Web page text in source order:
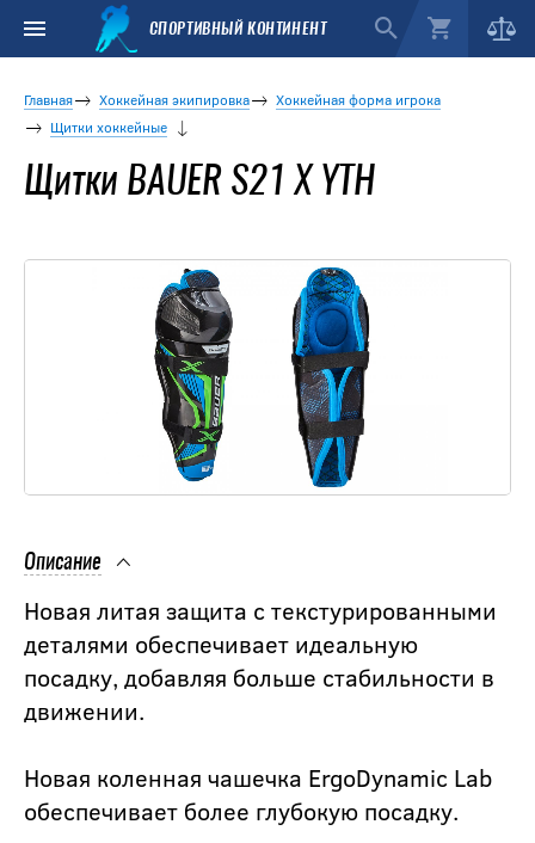
СПОРТИВНЫЙ КОНТИНЕНТ
Главная Хоккейная экипировка
Хоккейная форма игрока
Щитки хоккейные
Щитки BAUER S21 X YTH
Описание
Новая литая защита с текстурированными
деталями обеспечивает идеальную
посадку, добавляя больше стабильности в
движении.
Новая коленная чашечка ErgoDynamic Lab
обеспечивает более глубокую посадку.